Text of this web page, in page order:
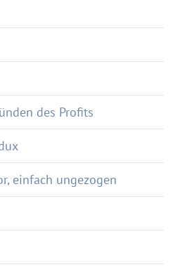
des Profits
einfach ungezogen